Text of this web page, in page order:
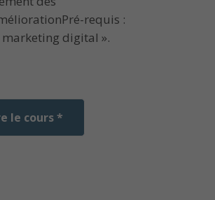
requis :
digital ».
le cours *